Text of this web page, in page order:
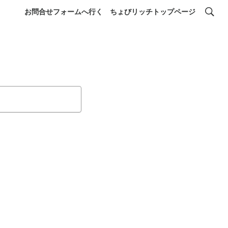
お問合せフォームへ行く ちょびリッチトップページ